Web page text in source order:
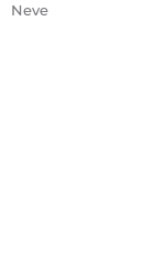
Neve